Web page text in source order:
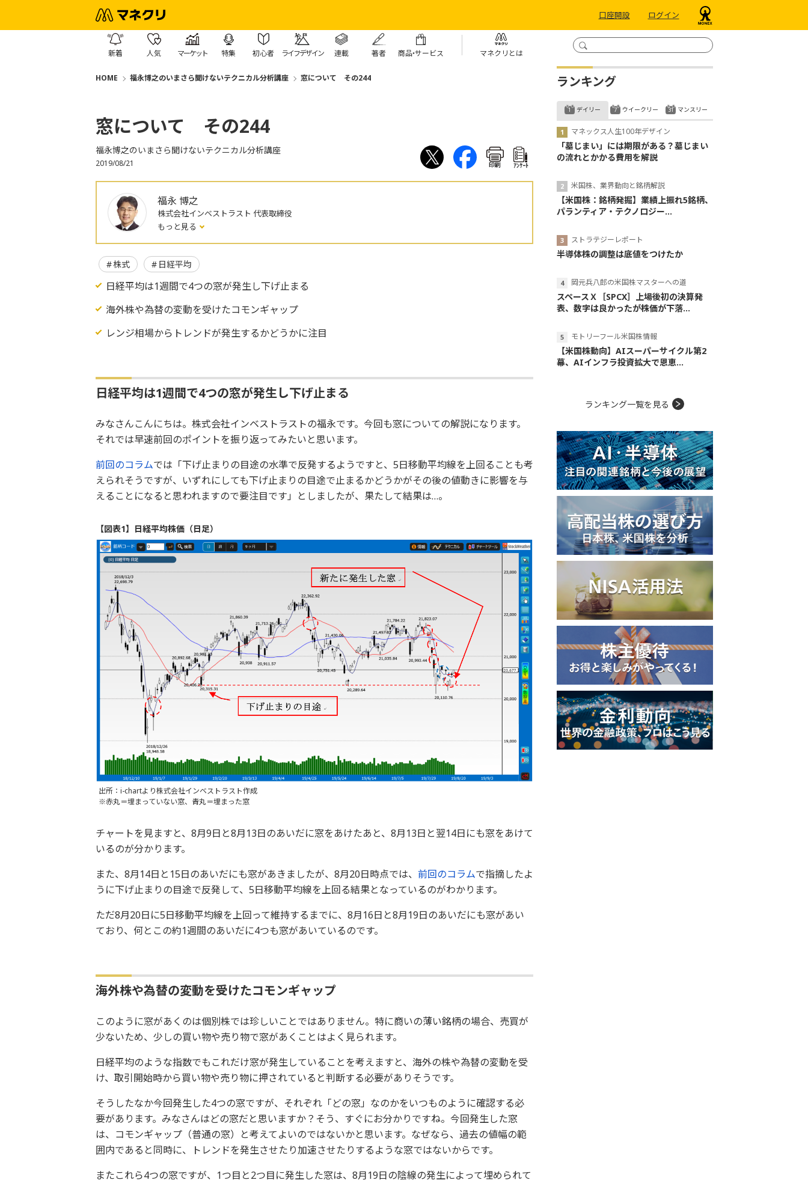
口座開設 ログイン
新着 人気 マーケット 特集 初心者 ライフデザイン 連載 著者 商品・サービス マネクリとは
HOME 福永博之のいまさら聞けないテクニカル分析講座 窓について その244
窓について その244
福永博之のいまさら聞けないテクニカル分析講座
2019/08/21 印刷 ｱﾝｹｰﾄ
福永 博之
株式会社インベストラスト 代表取締役
もっと見る
株式 日経平均
日経平均は1週間で4つの窓が発生し下げ止まる
海外株や為替の変動を受けたコモンギャップ
レンジ相場からトレンドが発生するかどうかに注目
日経平均は1週間で4つの窓が発生し下げ止まる
みなさんこんにちは。株式会社インベストラストの福永です。今回も窓についての解説になります。
それでは早速前回のポイントを振り返ってみたいと思います。
前回のコラムでは「下げ止まりの目途の水準で反発するようですと、5日移動平均線を上回ることも考
えられそうですが、いずれにしても下げ止まりの目途で止まるかどうかがその後の値動きに影響を与
えることになると思われますので要注目です」としましたが、果たして結果は…。
【図表1】日経平均株価（日足）
出所：i-chartより株式会社インベストラスト作成
※赤丸＝埋まっていない窓、青丸＝埋まった窓
チャートを見ますと、8月9日と8月13日のあいだに窓をあけたあと、8月13日と翌14日にも窓をあけて
いるのが分かります。
また、8月14日と15日のあいだにも窓があきましたが、8月20日時点では、 前回のコラムで指摘したよ
うに下げ止まりの目途で反発して、5日移動平均線を上回る結果となっているのがわかります。
ただ8月20日に5日移動平均線を上回って維持するまでに、8月16日と8月19日のあいだにも窓があい
ており、何とこの約1週間のあいだに4つも窓があいているのです。
海外株や為替の変動を受けたコモンギャップ
このように窓があくのは個別株では珍しいことではありません。特に商いの薄い銘柄の場合、売買が
少ないため、少しの買い物や売り物で窓があくことはよく見られます。
日経平均のような指数でもこれだけ窓が発生していることを考えますと、海外の株や為替の変動を受
け、取引開始時から買い物や売り物に押されていると判断する必要がありそうです。
そうしたなか今回発生した4つの窓ですが、それぞれ「どの窓」なのかをいつものように確認する必
要があります。みなさんはどの窓だと思いますか？そう、すぐにお分かりですね。今回発生した窓
は、コモンギャップ（普通の窓）と考えてよいのではないかと思います。なぜなら、過去の値幅の範
囲内であると同時に、トレンドを発生させたり加速させたりするような窓ではないからです。
またこれら4つの窓ですが、1つ目と2つ目に発生した窓は、8月19日の陰線の発生によって埋められて
ランキング
デイリー
マネックス人生100年デザイン
「墓じまい」には期限がある？墓じまい
の流れとかかる費用を解説
米国株、業界動向と銘柄解説
【米国株：銘柄発掘】業績上振れ5銘柄、
パランティア・テクノロジー...
ストラテジーレポート
半導体株の調整は底値をつけたか
岡元兵八郎の米国株マスターへの道
スペースＸ［SPCX］上場後初の決算発
表、数字は良かったが株価が下落...
モトリーフール米国株情報
【米国株動向】AIスーパーサイクル第2
幕、AIインフラ投資拡大で恩恵...
ウイークリー マンスリー
ランキング一覧を見る